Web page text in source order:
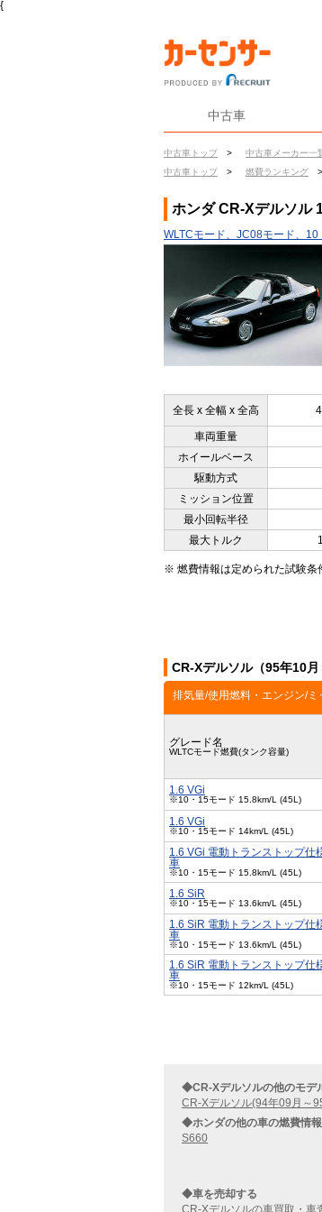
{
中古車
中古車トップ > 中古車メーカー一
中古車トップ
> 燃費ランキング >
ホンダ CR-Xデルソル
WLTCモード、JC08モード、10
全長 x 全幅 x 全高
車両重量
ホイールベース
駆動方式
ミッション位置
最小回転半径
最大トルク
※ 燃費情報は定められた試験条
CR-Xデルソル（95年10
排気量/使用燃料・エンジン/
グレード名
WLTCモード燃費(タンク容量)
1.6 VGi
※10・15モード 15.8km/L (45L)
1.6 VGi
※10・15モード 14km/L (45L)
1.6 VGi 電動トランストップ仕
車
※10・15モード 15.8km/L (45L)
1.6 SiR
※10・15モード 13.6km/L (45L)
1.6 SiR 電動トランストップ仕
車
※10・15モード 13.6km/L (45L)
1.6 SiR 電動トランストップ仕
車
※10・15モード 12km/L (45L)
◆CR-Xデルソルの他のモデ
CR-Xデルソル(94年09月～
◆ホンダの他の車の燃費情報
S660
◆車を売却する